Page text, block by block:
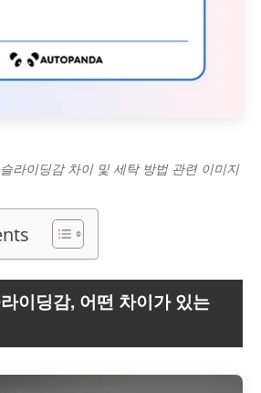
라이딩감 차이 및 세탁 방법 관련 이미지
이딩감, 어떤 차이가 있는